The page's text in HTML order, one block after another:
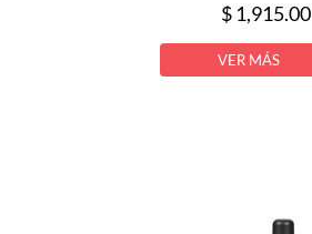
$ 1,915.00
VER MÁS